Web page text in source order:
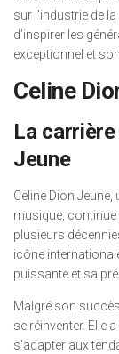
sur l’industrie de
d’inspirer les
exceptionnel et
Celine
La
Jeune
Celine Dion
musique, continue
plusieurs
icône
puissante et sa
Malgré son
se réinventer. Elle
s’adapter aux